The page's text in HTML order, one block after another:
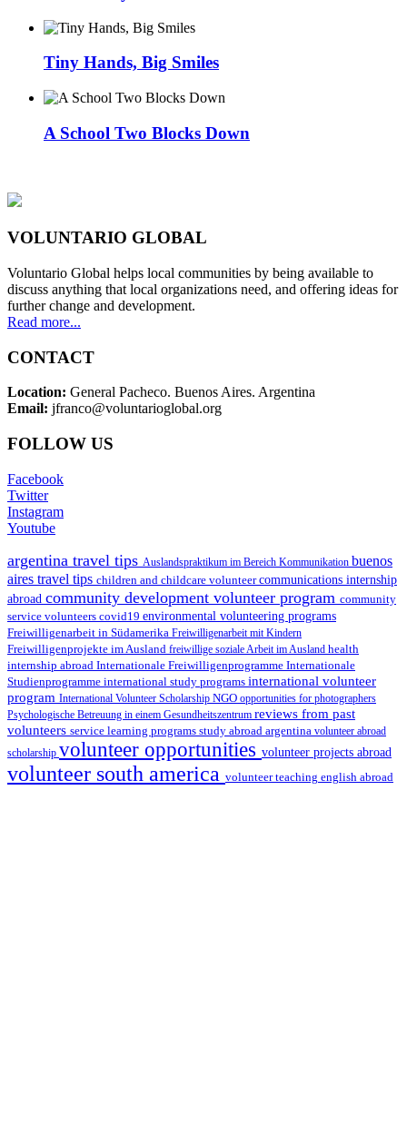
Tiny Hands, Big Smiles
A School Two Blocks Down
VOLUNTARIO GLOBAL
Voluntario Global helps local communities by being available to
discuss anything that local organizations need, and offering ideas for
further change and development.
Read more...
CONTACT
Location: General Pacheco. Buenos Aires. Argentina
Email: jfranco@voluntarioglobal.org
FOLLOW US
Facebook
Twitter
Instagram
Youtube
argentina travel tips Auslandspraktikum im Bereich Kommunikation buenos
aires travel tips children and childcare volunteercommunications internship
abroad community development volunteer program community
service volunteers covid19 environmental volunteering programs
Freiwilligenarbeit in Südamerika Freiwilligenarbeit mit Kindern
Freiwilligenprojekte im Ausland freiwillige soziale Arbeit im Ausland health
internship abroad Internationale Freiwilligenprogramme Internationale
Studienprogramme international study programs international volunteer
program International Volunteer Scholarship NGO opportunities for photographers
Psychologische Betreuung in einem Gesundheitszentrum reviews from past
volunteers service learning programs study abroad argentina volunteer abroad
scholarship volunteer opportunities volunteer projects abroad
volunteer south america volunteer teaching english abroad